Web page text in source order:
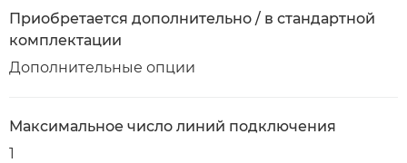
Приобретается дополнительно / в стандартной
комплектации
Дополнительные опции
Максимальное число линий подключения
1